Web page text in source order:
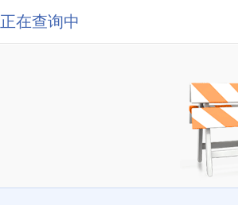
正在查询中